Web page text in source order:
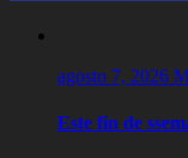
agosto 7, 2026
Este fin de